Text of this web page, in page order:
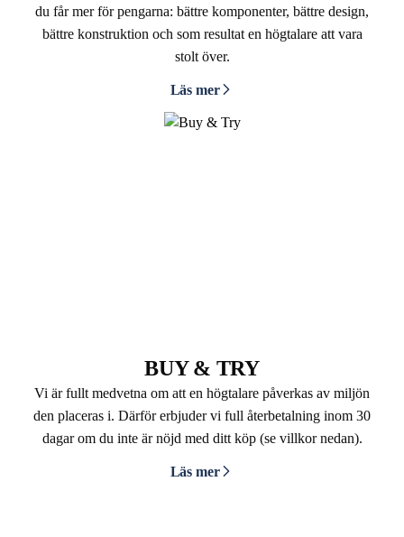
du får mer för pengarna: bättre komponenter, bättre design,
bättre konstruktion och som resultat en högtalare att vara
stolt över.
Läs mer
BUY & TRY
Vi är fullt medvetna om att en högtalare påverkas av miljön
den placeras i. Därför erbjuder vi full återbetalning inom 30
dagar om du inte är nöjd med ditt köp (se villkor nedan).
Läs mer